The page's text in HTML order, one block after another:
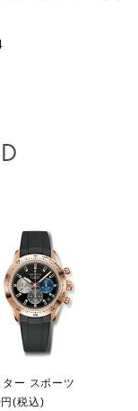
ー スポーツ
(税込)